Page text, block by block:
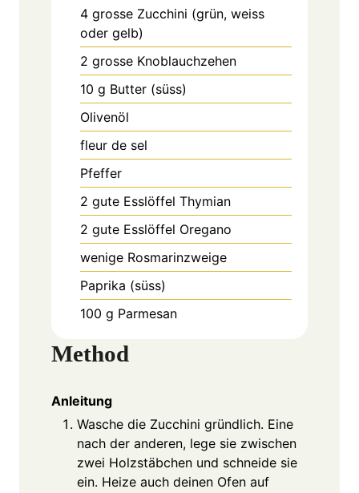
4 grosse Zucchini (grün, weiss
oder gelb)
2 grosse Knoblauchzehen
10 g Butter (süss)
Olivenöl
fleur de sel
Pfeffer
2 gute Esslöffel Thymian
2 gute Esslöffel Oregano
wenige Rosmarinzweige
Paprika (süss)
100 g Parmesan
Method
Anleitung
Wasche die Zucchini gründlich. Eine
nach der anderen, lege sie zwischen
zwei Holzstäbchen und schneide sie
ein. Heize auch deinen Ofen auf